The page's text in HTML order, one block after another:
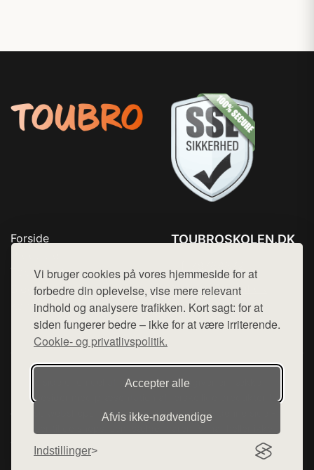
Vi bruger cookies på vores hjemmeside for at
forbedre din oplevelse, vise mere relevant
indhold og analysere trafikken. Kort sagt: for at
siden fungerer bedre – ikke for at være irriterende.
Cookie- og privatlivspolitik.
Accepter alle
Afvis ikke‑nødvendige
Indstillinger
Forside
Top Rabatter
Blog
Kontakt
TOUBROSKOLEN.DK
Mail: hej@want.dk
Cookie- og privatlivspolitik
Denne side er en del af want.dk, der udgiver en række
hjemmesider med præsentation af forskellige produkter fra
diverse webshops. Der sælges ikke varer fra denne side - vi
henviser til de shops, som sælger varen. Vi har heller ikke
varerne på lager.